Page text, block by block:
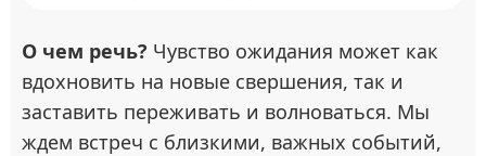
О чем речь? Чувство ожидания может как
вдохновить на новые свершения, так и
заставить переживать и волноваться. Мы
ждем встреч с близкими, важных событий,